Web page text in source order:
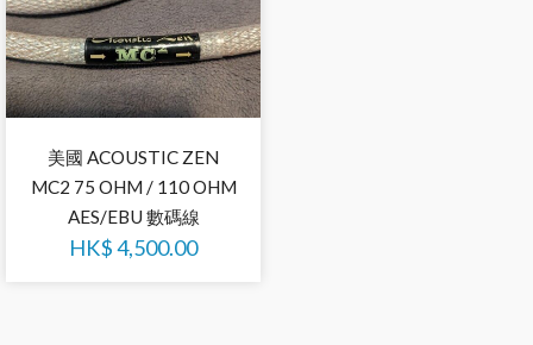
美國 ACOUSTIC ZEN
MC2 75 OHM / 110 OHM
AES/EBU 數碼線
HK$4,500.00